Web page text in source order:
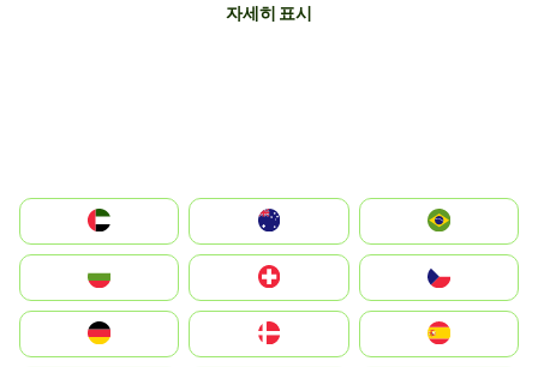
자세히 표시
الإمارات العربية المتحدة
Switzerland
Deutschland